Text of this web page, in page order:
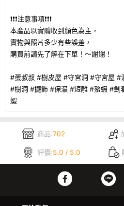
❗❗❗注意事項❗❗❗
本產品以實體收到顏色為主，
實物與照片多少有些誤差，
購買前請先了解在下單！～謝謝！
#蛋叔叔 #樹皮屋 #守宮洞 #守宮屋 #
#樹洞 #擺飾 #保濕 #短雕 #螯蝦 #劍
蝦
商品:702
評價:5.0 / 5.0